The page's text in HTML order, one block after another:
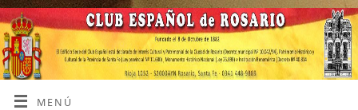
MENÚ